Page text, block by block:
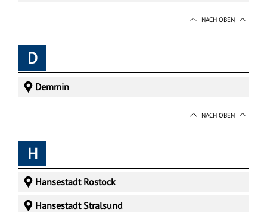
NACH OBEN
D
Demmin
NACH OBEN
H
Hansestadt Rostock
Hansestadt Stralsund